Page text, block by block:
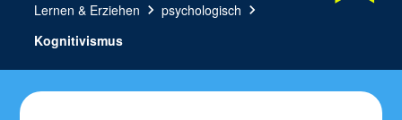
Lernen & Erziehen chevron_right psychologisch chevron_right
Kognitivismus